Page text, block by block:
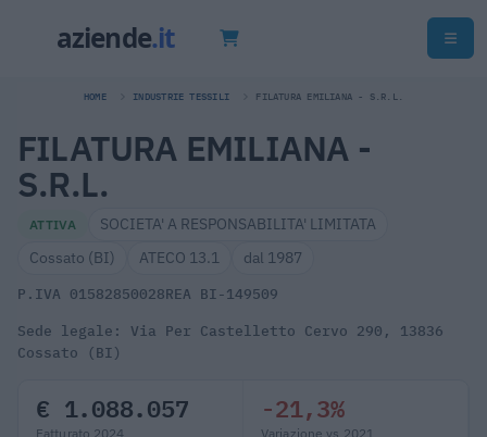
HOME INDUSTRIE TESSILI FILATURA EMILIANA - S.R.L.
FILATURA EMILIANA -
S.R.L.
ATTIVA
SOCIETA' A RESPONSABILITA' LIMITATA
Cossato (BI)
ATECO 13.1 dal 1987
P.IVA 01582850028REA BI-149509
Sede legale: Via Per Castelletto Cervo 290, 13836
Cossato (BI)
€ 1.088.057
Fatturato 2024
-21,3%
Variazione vs 2021